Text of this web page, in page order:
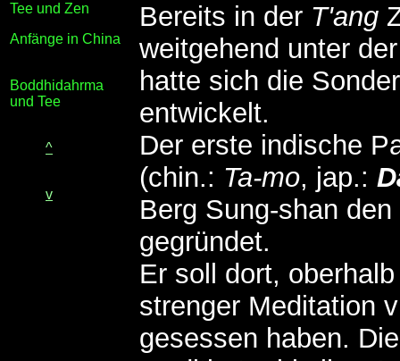
Tee und Zen
Anfänge in China
Boddhidahrma
und Tee
^
v
Bereits in der T'ang
weitgehend unter
hatte sich die
entwickelt.
Der erste indische
(chin.: Ta-mo, jap.:
Berg Sung-shan
gegründet.
Er soll dort,
strenger Meditation
gesessen haben.